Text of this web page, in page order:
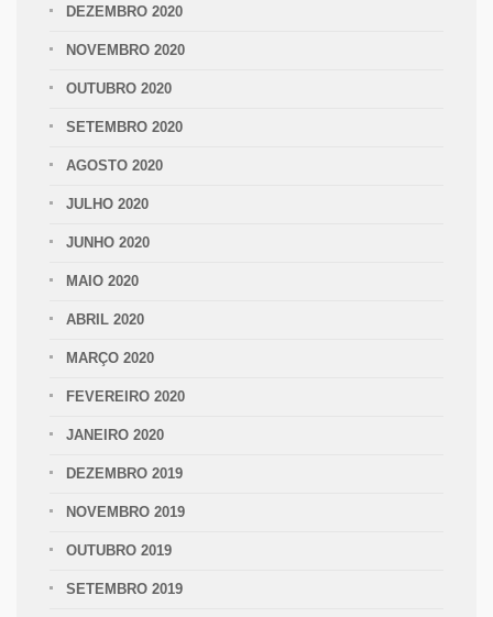
DEZEMBRO 2020
NOVEMBRO 2020
OUTUBRO 2020
SETEMBRO 2020
AGOSTO 2020
JULHO 2020
JUNHO 2020
MAIO 2020
ABRIL 2020
MARÇO 2020
FEVEREIRO 2020
JANEIRO 2020
DEZEMBRO 2019
NOVEMBRO 2019
OUTUBRO 2019
SETEMBRO 2019